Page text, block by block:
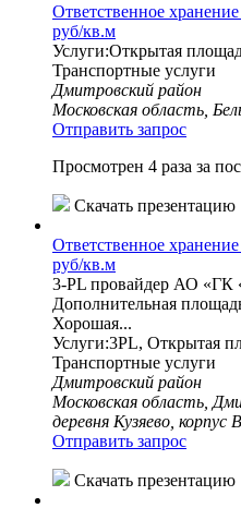
Ответственное
руб/кв.м
Услуги:Открытая
Транспортные услуги
Дмитровский район
Московская область,
Отправить запрос
Просмотрен 4 раза за
Скачать презентацию
Ответственное
руб/кв.м
3-PL провайдер АО «ГК
Дополнительная
Хорошая...
Услуги:3PL, Открытая
Транспортные услуги
Дмитровский район
Московская область,
деревня Кузяево, корпус В
Отправить запрос
Скачать презентацию